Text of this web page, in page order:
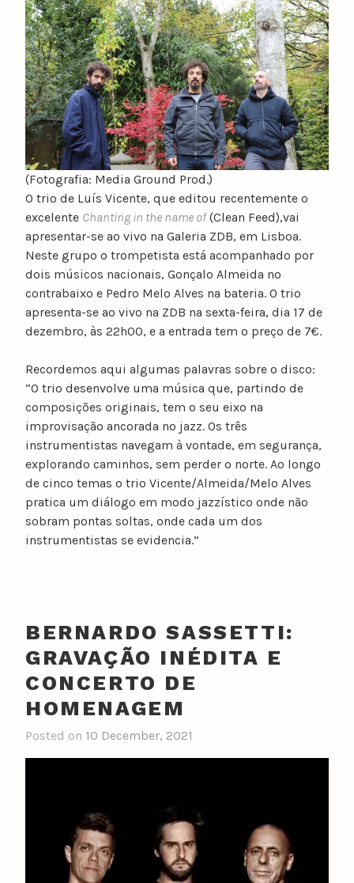
(Fotografia: Media Ground Prod.)
O trio de Luís Vicente, que editou recentemente o
excelente Chanting in the name of(Clean Feed),vai
apresentar-se ao vivo na Galeria ZDB, em Lisboa.
Neste grupo o trompetista está acompanhado por
dois músicos nacionais, Gonçalo Almeida no
contrabaixo e Pedro Melo Alves na bateria. O trio
apresenta-se ao vivo na ZDB na sexta-feira, dia 17 de
dezembro, às 22h00, e a entrada tem o preço de 7€.
Recordemos aqui algumas palavras sobre o disco:
“O trio desenvolve uma música que, partindo de
composições originais, tem o seu eixo na
improvisação ancorada no jazz. Os três
instrumentistas navegam à vontade, em segurança,
explorando caminhos, sem perder o norte. Ao longo
de cinco temas o trio Vicente/Almeida/Melo Alves
pratica um diálogo em modo jazzístico onde não
sobram pontas soltas, onde cada um dos
instrumentistas se evidencia.”
BERNARDO SASSETTI:
GRAVAÇÃO INÉDITA E
CONCERTO DE
HOMENAGEM
Posted on 10 December, 2021